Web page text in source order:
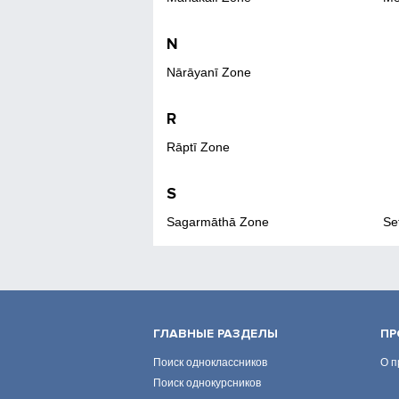
N
Nārāyanī Zone
R
Rāptī Zone
S
Sagarmāthā Zone
ГЛАВНЫЕ РАЗДЕЛЫ
Поиск одноклассников
Поиск однокурсников
О